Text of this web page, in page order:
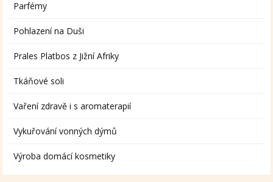
Parfémy
Pohlazení na Duši
Prales Platbos z Jižní Afriky
Tkáňové soli
Vaření zdravě i s aromaterapií
Vykuřování vonných dýmů
Výroba domácí kosmetiky